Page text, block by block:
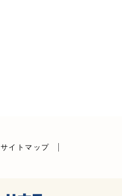
サイトマップ